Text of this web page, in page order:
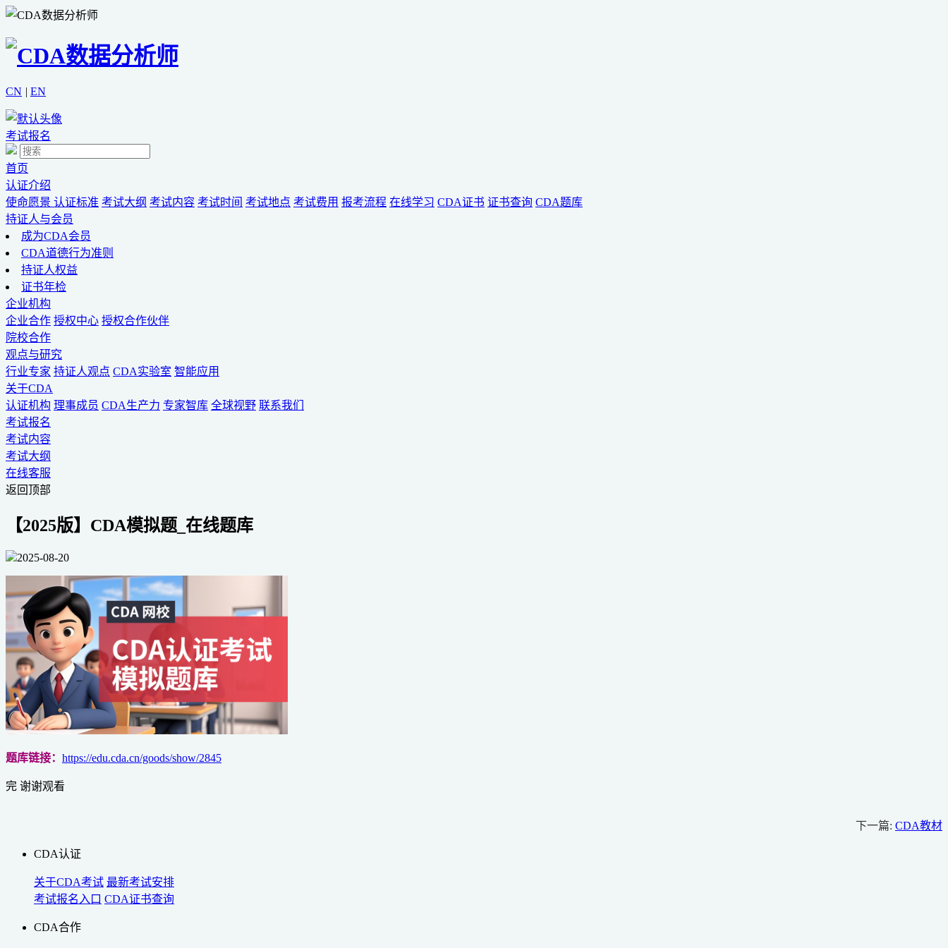
CN | EN
考试报名
首页
认证介绍
使命愿景 认证标准 考试大纲 考试内容 考试时间 考试地点 考试费用 报考流程 在线学习 CDA证书 证书查询 CDA题库
持证人与会员
成为CDA会员
CDA道德行为准则
持证人权益
证书年检
企业机构
企业合作 授权中心 授权合作伙伴
院校合作
观点与研究
行业专家 持证人观点 CDA实验室 智能应用
关于CDA
认证机构 理事成员 CDA生产力 专家智库 全球视野 联系我们
考试报名
考试内容
考试大纲
在线客服
返回顶部
【2025版】CDA模拟题_在线题库
2025-08-20
题库链接： https://edu.cda.cn/goods/show/2845
完 谢谢观看
下一篇: CDA教材
CDA认证
关于CDA考试 最新考试安排
考试报名入口 CDA证书查询
CDA合作